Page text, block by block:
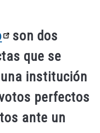
son dos
que se
institución
perfectos
ante un